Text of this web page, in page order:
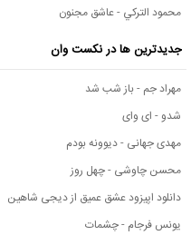
محمود التركي - عاشق مجنون
جدیدترین ها در نکست وان
مهراد جم - باز شب شد
شدو - ای وای
مهدی جهانی - دیوونه بودم
محسن چاوشی - چهل روز
دانلود اپیزود عشق عمیق از دیجی شاهین
یونس فرجام - چشمات